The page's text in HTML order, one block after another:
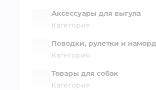
Аксессуары для выгула
Категория
Поводки, рулетки и
Категория
Товары для собак
Категория